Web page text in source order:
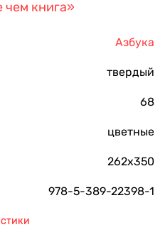
чем книга»
Азбука
твердый
68
цветные
262х350
978-5-389-22398-1